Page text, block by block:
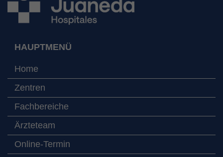
HAUPTMENÜ
Home
Zentren
Fachbereiche
Ärzteteam
Online-Termin